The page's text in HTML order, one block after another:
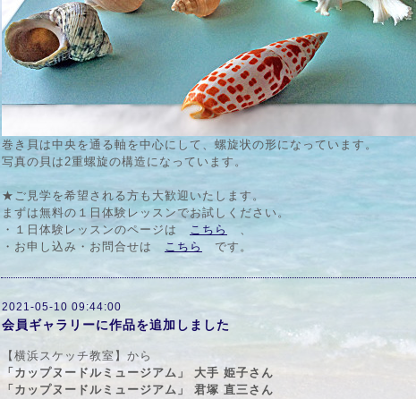
巻き貝は中央を通る軸を中心にして、螺旋状の形になっています。
写真の貝は2重螺旋の構造になっています。
★ご見学を希望される方も大歓迎いたします。
まずは無料の１日体験レッスンでお試しください。
・１日体験レッスンのページは こちら
、
・お申し込み・お問合せは こちら です。
2021-05-10 09:44:00
会員ギャラリーに作品を追加しました
【横浜スケッチ教室】から
「カップヌードルミュージアム」 大手 姫子さん
「カップヌードルミュージアム」 君塚 直三さん